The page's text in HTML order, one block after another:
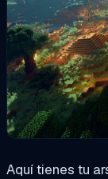
Aquí tienes tu